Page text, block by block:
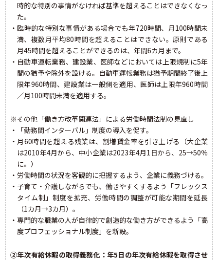
時的な特別の事情がなければ基準を超えることはできなくなっ
た。
・臨時的な特別な事情がある場合でも年720時間、月100時間未
満、複数月平均80時間を超えることはできない。原則である
月45時間を超えることができるのは、年間6カ月まで。
・自動車運転業務、建設業、医師などにおいては上限規制に5年
間の猶予や除外を設ける。自動車運転業務は猶予期間終了後上
限年960時間、建設業は一般側を適用、医師は上限年960時間
／月100時間未満を適用する。
※その他「働き方改革関連法」による労働時間法制の見直し
・「勤務間インターバル」制度の導入を促す。
・月60時間を超える残業は、割増賃金率を引き上げる（大企業
は2010年4月から、中小企業は2023年4月1日から、25→50％
に。）
・労働時間の状況を客観的に把握するよう、企業に義務づける。
・子育て・介護しながらでも、働きやすくするよう「フレックス
タイム制」制度を拡充、労働時間の調整が可能な期間を延長
（1カ月→3カ月）。
・専門的な職業の人が自律的で創造的な働き方ができるよう「高
度プロフェッショナル制度」を新設。
②年次有給休暇の取得義務化：年5日の年次有給休暇を取得させ